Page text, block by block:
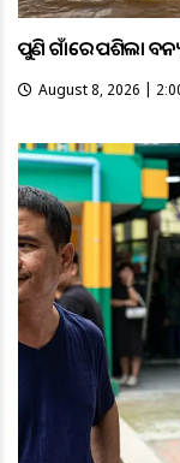
ପୁଣି ଗାଁରେ ପଶିଲା
August 8, 2026 |